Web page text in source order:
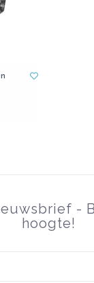
-
hoogte!